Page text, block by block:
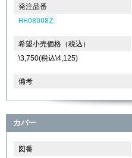
発注品番
HH08008Z
希望小売価格（税込）
\3,750(税込\4,125)
備考
カバー
図番